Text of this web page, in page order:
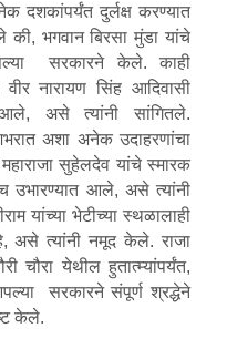
दशकांपर्यंत दुर्लक्ष करण्यात
भगवान बिरसा मुंडा यांचे
सरकारने केले. काही
नारायण सिंह आदिवासी
असे त्यांनी सांगितले.
अशा अनेक उदाहरणांचा
सुहेलदेव यांचे स्मारक
उभारण्यात आले, असे त्यांनी
यांच्या भेटीच्या स्थळालाही
असे त्यांनी नमूद केले. राजा
चौरा येथील हुतात्म्यांपर्यंत,
सरकारने संपूर्ण श्रद्धेने
केले.